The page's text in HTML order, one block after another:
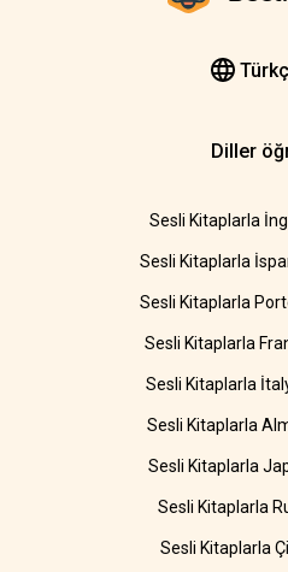
Diller
Sesli Kitaplarla
Sesli Kitaplarla
Sesli Kitaplarla
Sesli Kitaplarla
Sesli Kitaplarla
Sesli Kitaplarla
Sesli Kitaplarla
Sesli Kitaplarla
Sesli Kitaplarla